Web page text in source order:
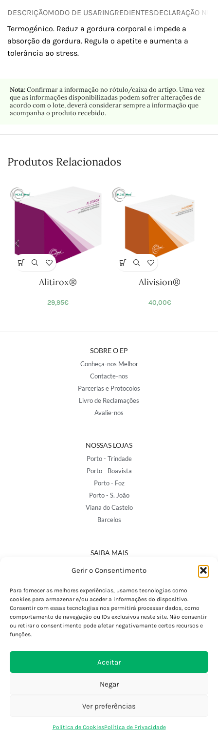
Gerir o Consentimento
Para fornecer as melhores experiências, usamos tecnologias como
cookies para armazenar e/ou aceder a informações do dispositivo.
Consentir com essas tecnologias nos permitirá processar dados, como
comportamento de navegação ou IDs exclusivos neste site. Não consentir
ou retirar o consentimento pode afetar negativamante certos recursos e
funções.
Aceitar
Negar
Ver preferências
Política de CookiesPolítica de Privacidade
DESCRIÇÃOMODO DE USARINGREDIENTESDECLARAÇÃO
Termogénico. Reduz a gordura corporal e impede a
absorção da gordura. Regula o apetite e aumenta a
tolerância ao stress.
Nota:Confirmar a informação no rótulo/caixa do artigo. Uma vez
que as informações disponibilizadas podem sofrer alterações de
acordo com o lote, deverá considerar sempre a informação que
acompanha o produto recebido.
Produtos Relacionados
Alitirox®
29,95€
Alivision®
40,00€
SOBRE O EP
Conheça-nos Melhor
Contacte-nos
Parcerias e Protocolos
Livro de Reclamações
Avalie-nos
NOSSAS LOJAS
Porto - Trindade
Porto - Boavista
Porto - Foz
Porto - S. João
Viana do Castelo
Barcelos
SAIBA MAIS
Política de Privacidade
Termos e Condições
Perguntas Frequentes
Custos de Envio
Encomendas Internacionais
Devoluções e Trocas